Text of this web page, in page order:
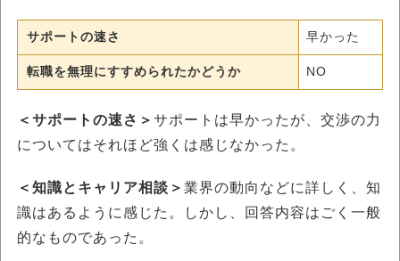
サポートの速さ 早かった
転職を無理にすすめられたかどうか NO
＜サポートの速さ＞ サポートは早かったが、交渉の力
についてはそれほど強くは感じなかった。
＜知識とキャリア相談＞ 業界の動向などに詳しく、知
識はあるように感じた。しかし、回答内容はごく一般
的なものであった。